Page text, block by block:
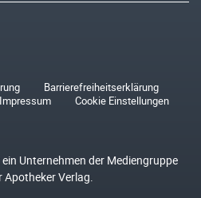
Barrierefreiheitserklärung
Impressum Cookie Einstellungen
Unternehmen der Mediengruppe
Apotheker Verlag.